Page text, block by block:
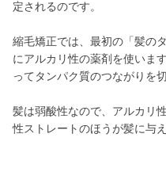
定されるのです。
縮毛矯正では、最初の「髪の
にアルカリ性の薬剤を使いま
ってタンパク質のつながりを
髪は弱酸性なので、アルカリ
性ストレートのほうが髪に与